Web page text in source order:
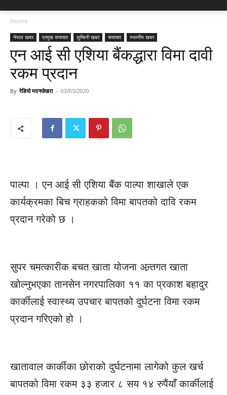
Home
नेपाल खबर प्रमुख समाचार लुम्बिनी खबर समाचार स्थानीय खबर
एन आई सी एशिया बैंकद्धारा विमा दावी
रकम प्रदान
By रेडियो मदनपोखरा - 03/05/2020
पाल्पा । एन आई सी एशिया बैंक पाल्पा शाखाले एक
कार्यक्रमका बिच ग्राहकको विमा बापतको दावि रकम
प्रदान गरेको छ ।
सुपर चमत्कारीक बचत खाता योजना अन्र्तगत खाता
खोल्नुभएका तानसेन नगरपालिका ११ का प्रकाश बहादुर
कार्कीलाई स्वास्थ्य उपचार बापतको दुर्घटना विमा रकम
प्रदान गरिएको हो ।
खातावाल कार्कीका छोराको दुर्घटनामा लागेको कुल खर्च
बापतको विमा रकम ३३ हजार ८ सय १४ रुपैंयाँ कार्कीलाई